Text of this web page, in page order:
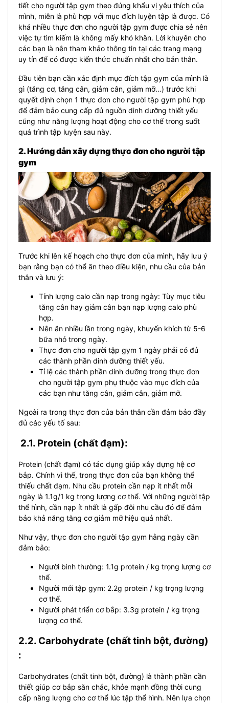
tiết cho người tập gym theo đúng khẩu vị yêu thích của
mình, miễn là phù hợp với mục đích luyện tập là được. Có
khá nhiều thực đơn cho người tập gym được chia sẻ nên
việc tự tìm kiếm là không mấy khó khăn. Lời khuyên cho
các bạn là nên tham khảo thông tin tại các trang mạng
uy tín để có được kiến thức chuẩn nhất cho bản thân.
Đầu tiên bạn cần xác định mục đích tập gym của mình là
gì (tăng cơ, tăng cân, giảm cân, giảm mỡ…) trước khi
quyết định chọn 1 thực đơn cho người tập gym phù hợp
để đảm bảo cung cấp đủ nguồn dinh dưỡng thiết yếu
cũng như năng lượng hoạt động cho cơ thể trong suốt
quá trình tập luyện sau này.
2. Hướng dẫn xây dựng thực đơn cho người tập
gym
Trước khi lên kế hoạch cho thực đơn của mình, hãy lưu ý
bạn rằng bạn có thể ăn theo điều kiện, nhu cầu của bản
thân và lưu ý:
Tính lượng calo cần nạp trong ngày: Tùy mục tiêu
tăng cân hay giảm cân bạn nạp lượng calo phù
hợp.
Nên ăn nhiều lần trong ngày, khuyến khích từ 5-6
bữa nhỏ trong ngày.
Thực đơn cho người tập gym 1 ngày phải có đủ
các thành phần dinh dưỡng thiết yếu.
Tỉ lệ các thành phần dinh dưỡng trong thực đơn
cho người tập gym phụ thuộc vào mục đích của
các bạn như tăng cân, giảm cân, giảm mỡ.
Ngoài ra trong thực đơn của bản thân cần đảm bảo đầy
đủ các yếu tố sau:
2.1. Protein (chất đạm):
Protein (chất đạm) có tác dụng giúp xây dựng hệ cơ
bắp. Chính vì thế, trong thực đơn của bạn không thể
thiếu chất đạm. Nhu cầu protein cần nạp ít nhất mỗi
ngày là 1.1g/1 kg trọng lượng cơ thể. Với những người tập
thể hình, cần nạp ít nhất là gấp đôi nhu cầu đó để đảm
bảo khả năng tăng cơ giảm mỡ hiệu quả nhất.
Như vậy, thực đơn cho người tập gym hằng ngày cần
đảm bảo:
Người bình thường: 1.1g protein / kg trọng lượng cơ
thể.
Người mới tập gym: 2.2g protein / kg trọng lượng
cơ thể.
Người phát triển cơ bắp: 3.3g protein / kg trọng
lượng cơ thể.
2.2. Carbohydrate (chất tinh bột, đường)
:
Carbohydrates (chất tinh bột, đường) là thành phần cần
thiết giúp cơ bắp săn chắc, khỏe mạnh đồng thời cung
cấp năng lượng cho cơ thể lúc tập thể hình. Nên lựa chọn